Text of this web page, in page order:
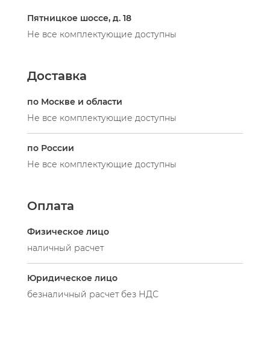
Пятницкое шоссе, д. 18
Не все комплектующие доступны
Доставка
по Москве и области
Не все комплектующие доступны
по России
Не все комплектующие доступны
Оплата
Физическое лицо
наличный расчет
Юридическое лицо
безналичный расчет без НДС